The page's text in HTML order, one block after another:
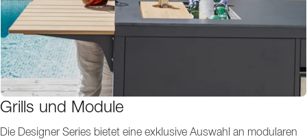
Grills und Module
Die Designer Series bietet eine exklusive Auswahl an modularen